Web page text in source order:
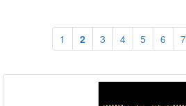
1 2 3 4 5 6 7